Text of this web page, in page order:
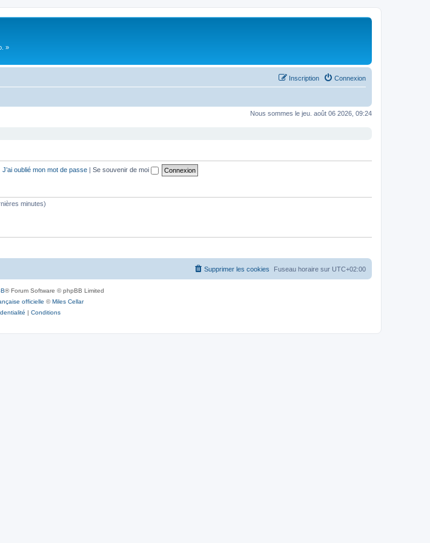
»
Connexion
Inscription
Nous sommes le jeu. août 06 2026, 09:24
J’ai oublié mon mot de passe | Se souvenir de moi
minutes)
Fuseau horaire sur UTC+02:00
Supprimer les cookies
® Forum Software © phpBB Limited
officielle ©Miles Cellar
| Conditions